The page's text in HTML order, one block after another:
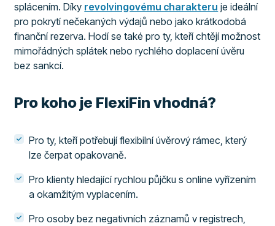
splácením. Díky revolvingovému charakteru je ideální
pro pokrytí nečekaných výdajů nebo jako krátkodobá
finanční rezerva. Hodí se také pro ty, kteří chtějí možnost
mimořádných splátek nebo rychlého doplacení úvěru
bez sankcí.
Pro koho je FlexiFin vhodná?
Pro ty, kteří potřebují flexibilní úvěrový rámec, který
lze čerpat opakovaně.
Pro klienty hledající rychlou půjčku s online vyřízením
a okamžitým vyplacením.
Pro osoby bez negativních záznamů v registrech,